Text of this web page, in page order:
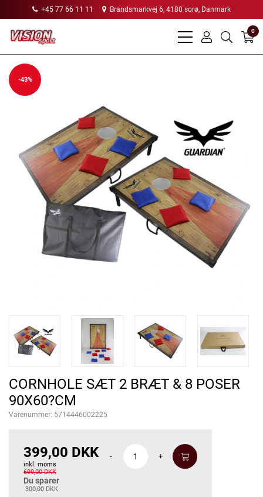
+45 77 66 11 11 Brandsmarkvej 6, 4180 sorø, Danmark
bars
user
search
0
-43%
CORNHOLE SÆT 2 BRÆT & 8 POSER
90X60?CM
Varenummer: 5714446002225
399,00 DKK
inkl. moms
699,00 DKK
Du sparer
300,00 DKK
- +